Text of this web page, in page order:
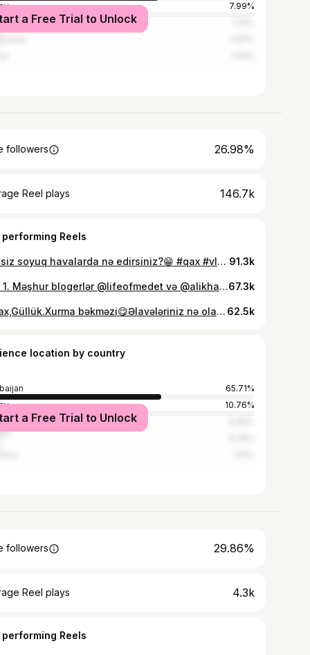
7.99%
a Free Trial to Unlock
followers 26.98%
Reel plays 146.7k
performing Reels
Bəs siz soyuq havalarda nə edirsiniz?😁 #qax #vlog #kənd #kəndhəyatı 91.3k
Part 1. Məşhur blogerlər @lifeofmedet və @alikhan_aba2 nın trendinin kənd versiyasını Azərbaycanda çəkdim.Mənə dəstək olacaqlarını gözləyirəm 🖤🫂 Я снял деревенскую версию тренда известных блогеров @lifeofmedet и @alikhan_aba2 в Азербайджане. Надеюсь, они меня поддержат 🖤🫂 #kənd #kəndhəyatı #trend67.3k
📍Qax,Güllük.Xurma bəkməzi😋Əlavələriniz nə olardı? Bu prosesi zonamızın tanınan blogeri olan @amrah_muxtarov un səhifəsindən götürmüşəm🫂 #vlog #kənd #kəndhəyatı #qax #zaqatala 62.5k
location by country
65.71%
10.76%
a Free Trial to Unlock
followers 29.86%
Reel plays 4.3k
performing Reels